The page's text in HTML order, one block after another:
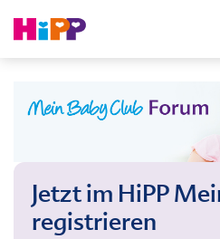
Jetzt im HiPP
registrieren